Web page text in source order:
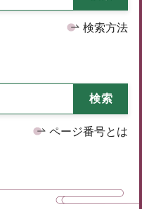
検索方法
ページ番号とは